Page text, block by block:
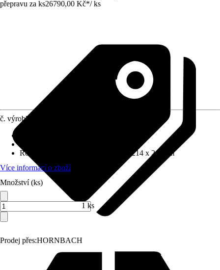
přepravu za ks26790,00 Kč*/ ks
Prodej přes:HORNBACH
č. výrobku
Rozměry š x h bez přesahu střechy
214 x 216 cm
Více informací o zboží
Množství (ks)
1 ks